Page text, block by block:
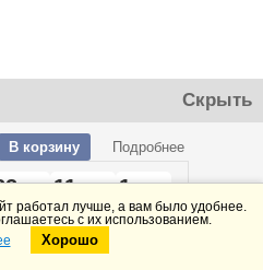
Скрыть
В корзину Подробнее
11 1
работал лучше, а вам было удобнее.
с их использованием.
Хорошо